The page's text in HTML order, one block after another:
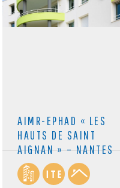
AIMR-EPHAD « LES
HAUTS DE SAINT
AIGNAN » – NANTES